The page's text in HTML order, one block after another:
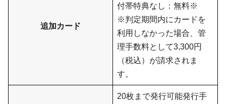
追加カード
付帯特典なし：無料※
※判定期間内にカードを
利用しなかった場合、管
理手数料として3,300円
（税込）が請求されま
す。
20枚まで発行可能発行手